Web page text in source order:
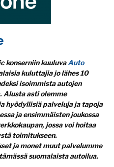
konserniin kuuluvaAuto
kuluttajia jo lähes 10
isoimmista autojen
Alusta asti olemme
hyödyllisiä palveluja ja tapoja
ja ensimmäisten joukossa
jossa voi hoitaa
toimitukseen.
ja monet muut palvelumme
suomalaista autoilua.